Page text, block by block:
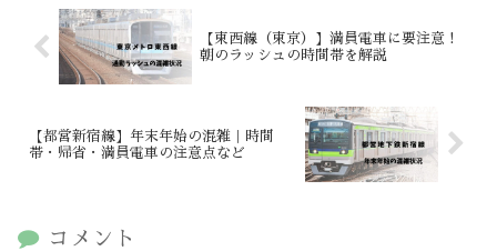
【東西線（東京）】満員電車に要注意！
朝のラッシュの時間帯を解説
【都営新宿線】年末年始の混雑｜時間
帯・帰省・満員電車の注意点など
コメント